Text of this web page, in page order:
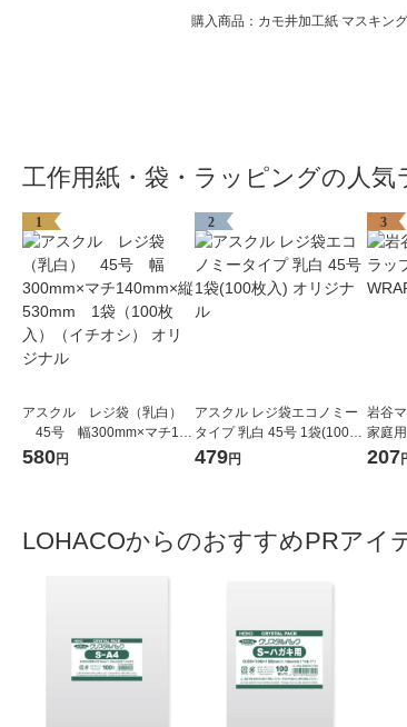
購入商品：カモ井加工紙 マスキン
工作用紙・袋・ラッピングの人気
1
アスクル レジ袋（乳白）
45号 幅300mm×マチ140
mm×縦530mm 1袋（100
580円
2
アスクル レジ袋エコノミー
タイプ 乳白 45号 1袋(100枚
入) オリジナル
479円
3
岩谷
家庭
1個
207
LOHACOからのおすすめPRアイ